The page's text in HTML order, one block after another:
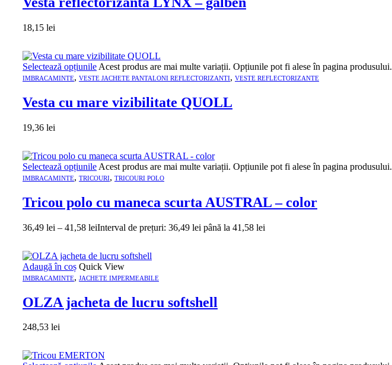
18,15 lei
Selectează opțiunile Acest produs are mai multe variații. Opțiunile pot fi alese în pagina produsului.
IMBRACAMINTE, VESTE JACHETE PANTALONI REFLECTORIZANTI, VESTE REFLECTORIZANTE
Vesta cu mare vizibilitate QUOLL
19,36 lei
Selectează opțiunile Acest produs are mai multe variații. Opțiunile pot fi alese în pagina produsului.
IMBRACAMINTE, TRICOURI, TRICOURI POLO
Tricou polo cu maneca scurta AUSTRAL – color
36,49 lei – 41,58 leiInterval de prețuri: 36,49 lei până la 41,58 lei
Adaugă în coș Quick View
IMBRACAMINTE, JACHETE IMPERMEABILE
OLZA jacheta de lucru softshell
248,53 lei